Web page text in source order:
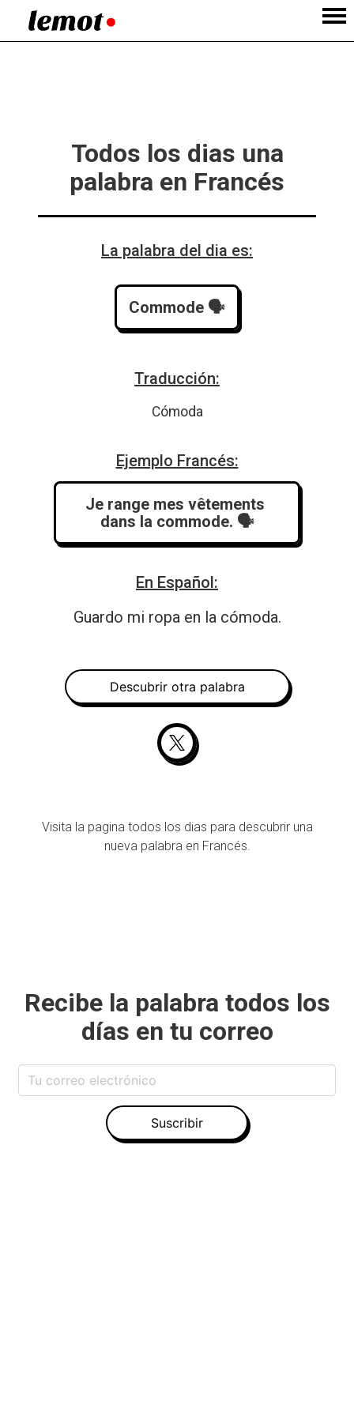
Todos los dias una
palabra en Francés
La palabra del dia es:
Commode 🗣️
Traducción:
Cómoda
Ejemplo Francés:
Je range mes vêtements
dans la commode. 🗣️
En Español:
Guardo mi ropa en la cómoda.
Descubrir otra palabra
Visita la pagina todos los dias para descubrir una
nueva palabra en Francés.
Recibe la palabra todos los
días en tu correo
Suscribir